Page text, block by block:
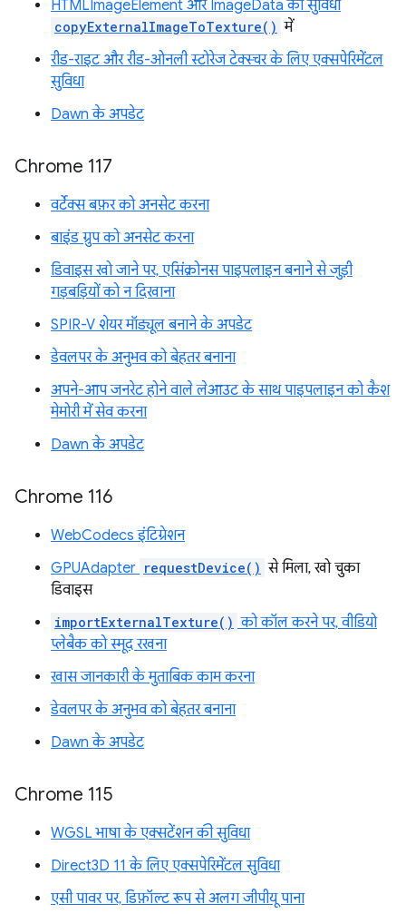
HTMLImageElement और ImageData की सुविधा
copyExternalImageToTexture() में
रीड-राइट और रीड-ओनली स्टोरेज टेक्स्चर के लिए एक्सपेरिमेंटल
सुविधा
Dawn के अपडेट
Chrome 117
वर्टेक्स बफ़र को अनसेट करना
बाइंड ग्रुप को अनसेट करना
डिवाइस खो जाने पर, एसिंक्रोनस पाइपलाइन बनाने से जुड़ी
गड़बड़ियों को न दिखाना
SPIR-V शेयर मॉड्यूल बनाने के अपडेट
डेवलपर के अनुभव को बेहतर बनाना
अपने-आप जनरेट होने वाले लेआउट के साथ पाइपलाइन को कैश
मेमोरी में सेव करना
Dawn के अपडेट
Chrome 116
WebCodecs इंटिग्रेशन
GPUAdapter requestDevice() से मिला, खो चुका
डिवाइस
importExternalTexture() को कॉल करने पर, वीडियो
प्लेबैक को स्मूद रखना
खास जानकारी के मुताबिक काम करना
डेवलपर के अनुभव को बेहतर बनाना
Dawn के अपडेट
Chrome 115
WGSL भाषा के एक्सटेंशन की सुविधा
Direct3D 11 के लिए एक्सपेरिमेंटल सुविधा
एसी पावर पर, डिफ़ॉल्ट रूप से अलग जीपीयू पाना